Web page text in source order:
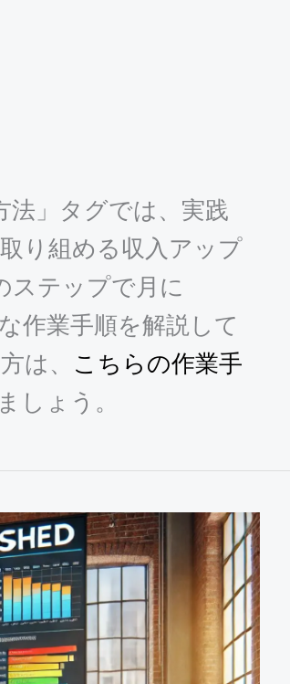
法」タグでは、実践
り組める収入アップ
ステップで月に
作業手順を解説して
は、 こちらの作業手
しょう。